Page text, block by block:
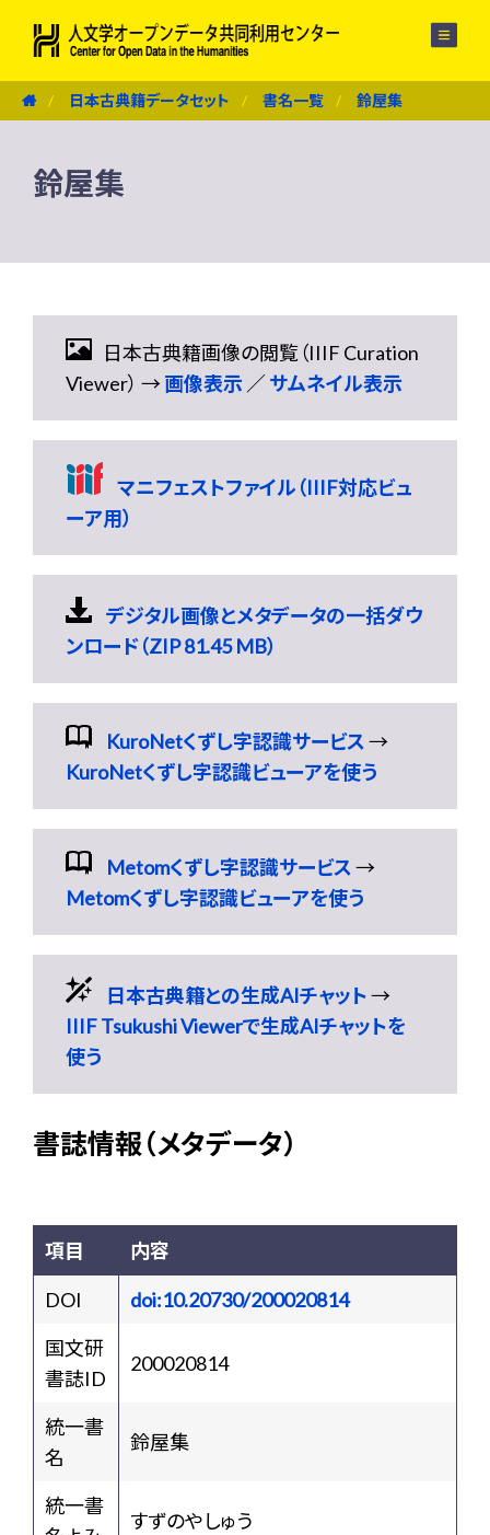
日本古典籍データセット 書名一覧 鈴屋集
鈴屋集
日本古典籍画像の閲覧（IIIF Curation
Viewer） →画像表示 ／サムネイル表示
マニフェストファイル（IIIF対応ビュ
ーア用）
デジタル画像とメタデータの一括ダウ
ンロード（ZIP 81.45 MB）
KuroNetくずし字認識サービス→
KuroNetくずし字認識ビューアを使う
Metomくずし字認識サービス→
Metomくずし字認識ビューアを使う
日本古典籍との生成AIチャット→
IIIF Tsukushi Viewerで生成AIチャットを
使う
書誌情報（メタデータ）
項目 内容
DOI
doi:10.20730/200020814
国文研
書誌ID
200020814
統一書
名
鈴屋集
統一書
すずのやしゅう